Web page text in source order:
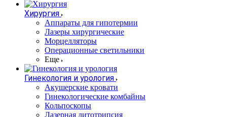
Хирургия
Аппараты для гипотермии
Лазеры хирургические
Морцелляторы
Операционные светильники
Еще
Гинекология и урология
Акушерские кровати
Гинекологические комбайны
Кольпоскопы
Лазерная литотрипсия